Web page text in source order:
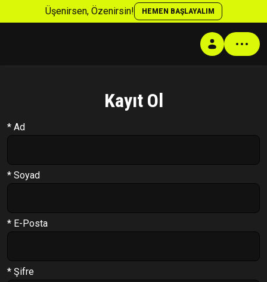
Üşenirsen, Özenirsin! HEMEN BAŞLAYALIM
Supplement Programı
Takip Sistemi
PT Formu
Kayıt Ol
* Ad
* Soyad
* E-Posta
* Şifre